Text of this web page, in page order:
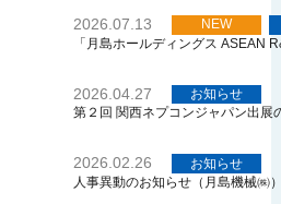
2026.07.13 NEW
「月島ホールディングス ASEAN
2026.04.27
お知らせ
第２回 関西ネプコンジャパン出展
2026.02.26
お知らせ
人事異動のお知らせ（月島機械㈱）